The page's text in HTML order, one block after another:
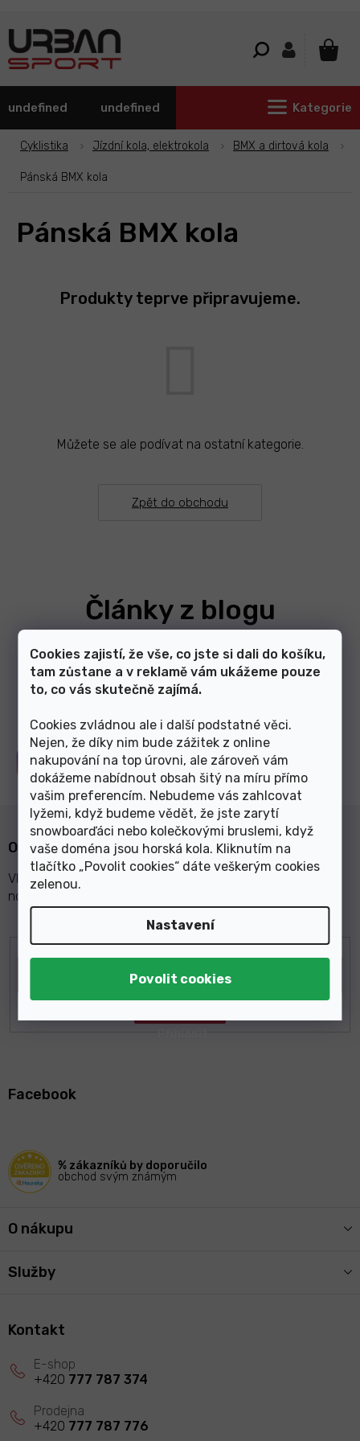
Cookies zajistí, že vše, co jste si dali do košíku,
tam zůstane a v reklamě vám ukážeme pouze
to, co vás skutečně zajímá.
Cookies zvládnou ale i další podstatné věci.
Nejen, že díky nim bude zážitek z online
nakupování na top úrovni, ale zároveň vám
dokážeme nabídnout obsah šitý na míru přímo
vašim preferencím. Nebudeme vás zahlcovat
lyžemi, když budeme vědět, že jste zarytí
snowboarďáci nebo kolečkovými bruslemi, když
vaše doména jsou horská kola. Kliknutím na
tlačítko „Povolit cookies“ dáte veškerým cookies
zelenou.
Nastavení
undefined undefined Kategorie
Cyklistika Jízdní kola, elektrokola BMX a dirtová kola
Pánská BMX kola
Pánská BMX kola
Produkty teprve připravujeme.
Můžete se ale podívat na ostatní kategorie.
Zpět do obchodu
Články z blogu
Zobrazit další články
Sledujte nás na Instagramu
Odebírat newsletter
Vložte svůj e-mail a my vám budeme zasílat informace o
nových produktech na našem e-shopu.
E-mail
Facebook
% zákazníků by doporučilo
obchod svým známým
O nákupu
Služby
Kontakt
+420 777 787 374
+420 777 787 776